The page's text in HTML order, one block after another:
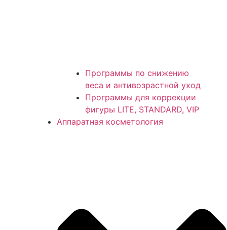
Программы по снижению
веса и антивозрастной уход
Программы для коррекции
фигуры LITE, STANDARD, VIP
Аппаратная косметология